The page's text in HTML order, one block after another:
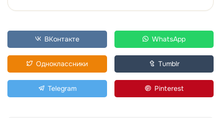
ВКонтакте WhatsApp
Одноклассники Tumblr
Telegram Pinterest